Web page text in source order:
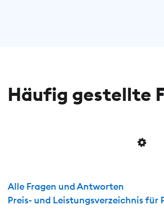
Häufig gestellte
Alle Fragen und Antworten
Preis- und Leistungsverzeichnis für